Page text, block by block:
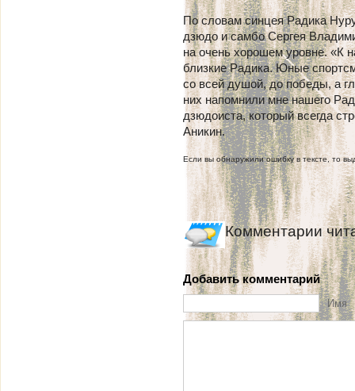
По словам синцея Радика
дзюдо и самбо Сергея
на очень хорошем уровне. «К
близкие Радика. Юные
со всей душой, до победы, а
них напомнили мне нашего
дзюдоиста, который всегда
Аникин.
Если вы обнаружили ошибку в тексте, то
Комментарии
Добавить комментарий
Имя